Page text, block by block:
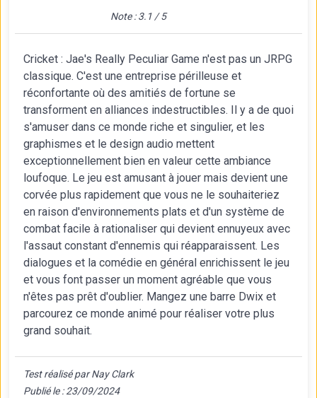
Note : 3.1 / 5
Cricket : Jae's Really Peculiar Game n'est pas un JRPG
classique. C'est une entreprise périlleuse et
réconfortante où des amitiés de fortune se
transforment en alliances indestructibles. Il y a de quoi
s'amuser dans ce monde riche et singulier, et les
graphismes et le design audio mettent
exceptionnellement bien en valeur cette ambiance
loufoque. Le jeu est amusant à jouer mais devient une
corvée plus rapidement que vous ne le souhaiteriez
en raison d'environnements plats et d'un système de
combat facile à rationaliser qui devient ennuyeux avec
l'assaut constant d'ennemis qui réapparaissent. Les
dialogues et la comédie en général enrichissent le jeu
et vous font passer un moment agréable que vous
n'êtes pas prêt d'oublier. Mangez une barre Dwix et
parcourez ce monde animé pour réaliser votre plus
grand souhait.
Test réalisé par Nay Clark
Publié le : 23/09/2024